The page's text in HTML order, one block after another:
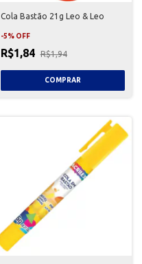
Cola Bastão 21g Leo & Leo
-5% OFF
R$1,84 R$1,94